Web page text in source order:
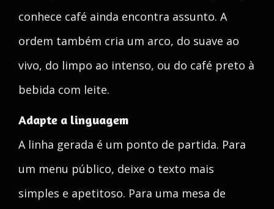
conhece café ainda encontra assunto. A
ordem também cria um arco, do suave ao
vivo, do limpo ao intenso, ou do café preto à
bebida com leite.
Adapte a linguagem
A linha gerada é um ponto de partida. Para
um menu público, deixe o texto mais
simples e apetitoso. Para uma mesa de